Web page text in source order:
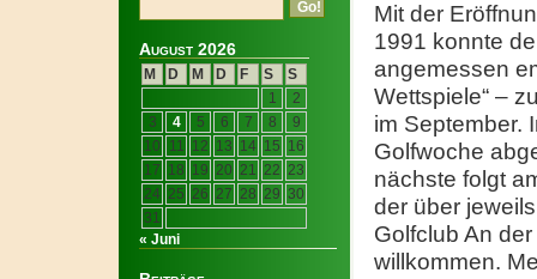
Mit der
1991 konnte
angemessen
Wettspiele“ –
im September.
Golfwoche
nächste folgt
der über
Golfclub An
willkommen.
August 2026
M D M D F S
S
1
2
3
4 5 6 7 8
9
10
11 12 13 14 15 16
17 18 19 20 21 22 23
24 25 26 27 28 29 30
31
« Juni